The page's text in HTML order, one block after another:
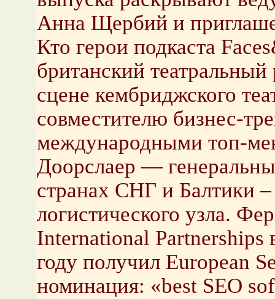
Анна Щербий и
Кто герои подкаста
британский
сцене кембриджского
совместителю бизнес-
международными топ-
Доорслаер —
странах СНГ и Балтики
логистического узла.
International
году получил European
номинация: «best SEO